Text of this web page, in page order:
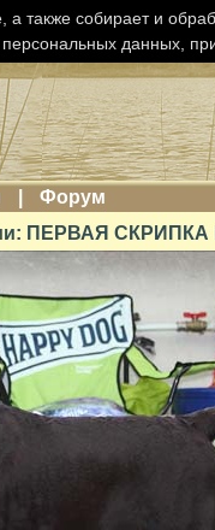
Форум
ПЕРВАЯ
также собирает и
данных,